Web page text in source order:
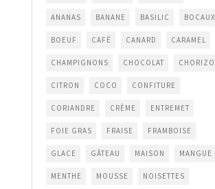
ANANAS BANANE BASILIC BOCAUX
BOEUF CAFÉ CANARD CARAMEL
CHAMPIGNONS CHOCOLAT CHORIZO
CITRON COCO CONFITURE
CORIANDRE CRÈME ENTREMET
FOIE GRAS FRAISE FRAMBOISE
GLACE GÂTEAU MAISON MANGUE
MENTHE MOUSSE NOISETTES